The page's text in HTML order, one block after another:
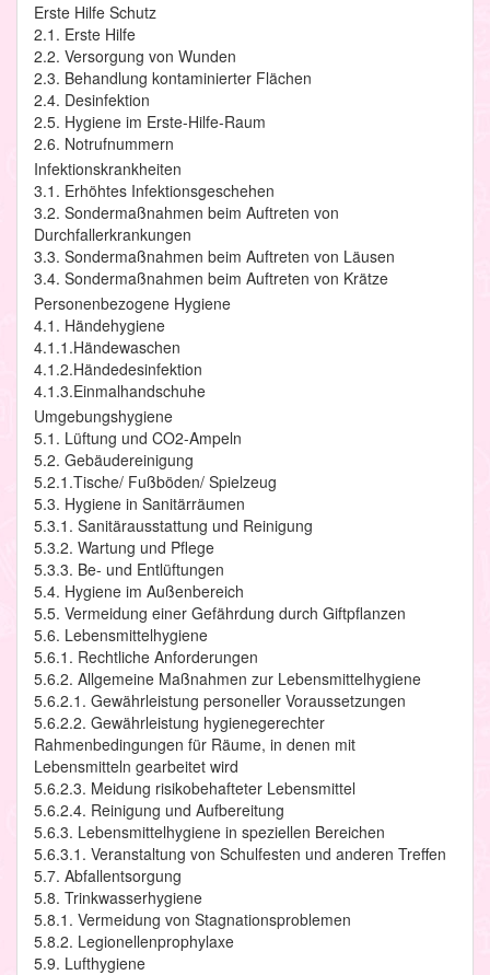
Erste Hilfe Schutz
2.1. Erste Hilfe
2.2. Versorgung von Wunden
2.3. Behandlung kontaminierter Flächen
2.4. Desinfektion
2.5. Hygiene im Erste-Hilfe-Raum
2.6. Notrufnummern
Infektionskrankheiten
3.1. Erhöhtes Infektionsgeschehen
3.2. Sondermaßnahmen beim Auftreten von
Durchfallerkrankungen
3.3. Sondermaßnahmen beim Auftreten von Läusen
3.4. Sondermaßnahmen beim Auftreten von Krätze
Personenbezogene Hygiene
4.1. Händehygiene
4.1.1.Händewaschen
4.1.2.Händedesinfektion
4.1.3.Einmalhandschuhe
Umgebungshygiene
5.1. Lüftung und CO2-Ampeln
5.2. Gebäudereinigung
5.2.1.Tische/ Fußböden/ Spielzeug
5.3. Hygiene in Sanitärräumen
5.3.1. Sanitärausstattung und Reinigung
5.3.2. Wartung und Pflege
5.3.3. Be- und Entlüftungen
5.4. Hygiene im Außenbereich
5.5. Vermeidung einer Gefährdung durch Giftpflanzen
5.6. Lebensmittelhygiene
5.6.1. Rechtliche Anforderungen
5.6.2. Allgemeine Maßnahmen zur Lebensmittelhygiene
5.6.2.1. Gewährleistung personeller Voraussetzungen
5.6.2.2. Gewährleistung hygienegerechter
Rahmenbedingungen für Räume, in denen mit
Lebensmitteln gearbeitet wird
5.6.2.3. Meidung risikobehafteter Lebensmittel
5.6.2.4. Reinigung und Aufbereitung
5.6.3. Lebensmittelhygiene in speziellen Bereichen
5.6.3.1. Veranstaltung von Schulfesten und anderen Treffen
5.7. Abfallentsorgung
5.8. Trinkwasserhygiene
5.8.1. Vermeidung von Stagnationsproblemen
5.8.2. Legionellenprophylaxe
5.9. Lufthygiene